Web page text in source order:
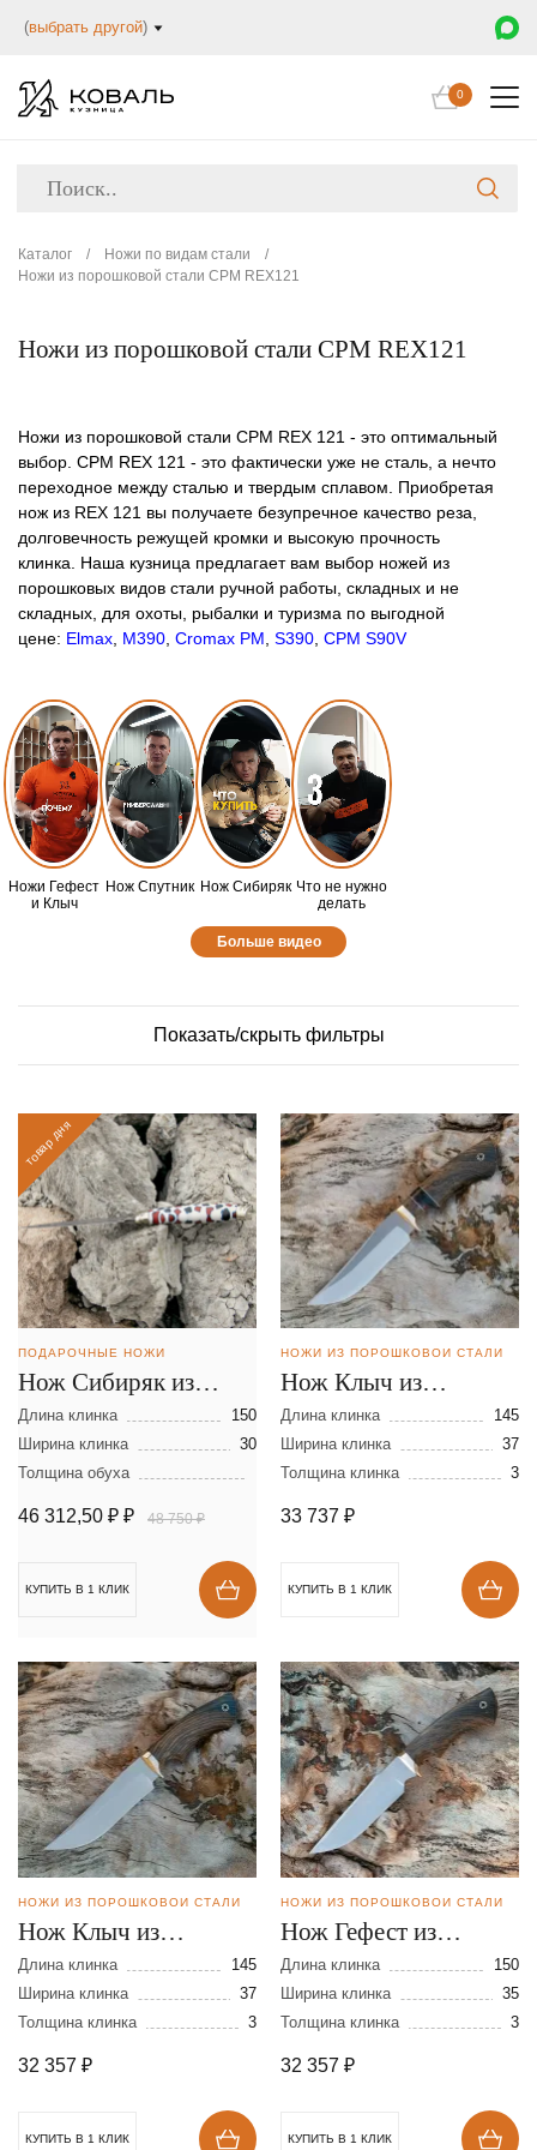
(выбрать другой)
0
Каталог / Ножи по видам стали
/
Ножи из порошковой стали CPM REX121
Ножи из порошковой стали CPM REX121
Ножи из порошковой стали CPM REX 121 - это оптимальный
выбор. CPM REX 121 - это фактически уже не сталь, а нечто
переходное между сталью и твердым сплавом. Приобретая
нож из REX 121 вы получаете безупречное качество реза,
долговечность режущей кромки и высокую прочность
клинка. Наша кузница предлагает вам выбор ножей из
порошковых видов стали ручной работы, складных и не
складных, для охоты, рыбалки и туризма по выгодной
цене: Elmax М390 Cromax PM S390 CPM S90V
Ножи Гефест
и Клыч
Нож Спутник Нож Сибиряк Что не нужно
делать
Больше видео
Показать/скрыть фильтры
товар дня
ПОДАРОЧНЫЕ НОЖИ
Нож Сибиряк из
ламинированной
стали
Длина клинка
150
Ширина клинка
30
Толщина обуха
46 312,50 ₽ ₽ 48 750 ₽
КУПИТЬ В 1 КЛИК
НОЖИ ИЗ ПОРОШКОВОЙ СТАЛИ
Нож Клыч из
порошковой стали
CPM REX 121
Длина клинка
145
Ширина клинка
37
Толщина клинка
3
33 737 ₽
КУПИТЬ В 1 КЛИК
НОЖИ ИЗ ПОРОШКОВОЙ СТАЛИ
Нож Клыч из
порошковой стали
CPM REX 121
Длина клинка
145
Ширина клинка
37
Толщина клинка
3
32 357 ₽
КУПИТЬ В 1 КЛИК
НОЖИ ИЗ ПОРОШКОВОЙ СТАЛИ
Нож Гефест из
порошковой стали
CPM REX 121
Длина клинка
150
Ширина клинка
35
Толщина клинка
3
32 357 ₽
КУПИТЬ В 1 КЛИК